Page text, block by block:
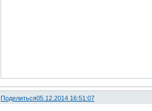
Поделиться05.12.2014 16:51:07